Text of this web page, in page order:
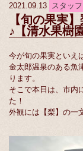
2021.09.13 スタッ
【旬の果実
♪【清水果樹園
今が旬の果実といえ
金太郎温泉のある魚
ります。
そこで本日は、市内
た！
外観には【梨】の一